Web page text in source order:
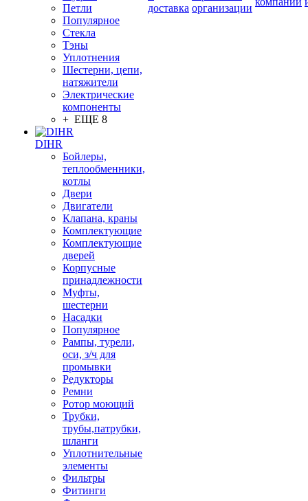
Петли
Популярное
Стекла
Тэны
Уплотнения
Шестерни, цепи,
натяжители
Электрические
компоненты
+ ЕЩЕ 8
DIHR
Бойлеры,
теплообменники,
котлы
Двери
Двигатели
Клапана, краны
Комплектующие
Комплектующие
дверей
Корпусные
принадлежности
Муфты,
шестерни
Насадки
Популярное
Рампы, турели,
оси, з/ч для
промывки
Редукторы
Ремни
Ротор моющий
Трубки,
трубы,патрубки,
шланги
Уплотнительные
элементы
Фильтры
Фитинги
доставка организации